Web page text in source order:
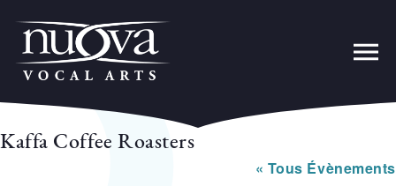
Kaffa Coffee Roasters
« Tous Évènements